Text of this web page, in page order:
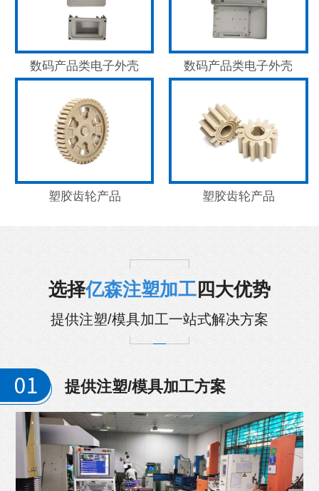
数码产品类电子外壳 数码产品类电子外壳
塑胶齿轮产品 塑胶齿轮产品
选择亿森注塑加工 四大优势
提供注塑/模具加工一站式解决方案
提供注塑/模具加工方案